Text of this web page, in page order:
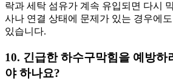
락과 세탁 섬유가 계속 유입되면 다시
사나 연결 상태에 문제가 있는 경우에
있습니다.
10. 긴급한 하수구막힘을 예방하
야 하나요?